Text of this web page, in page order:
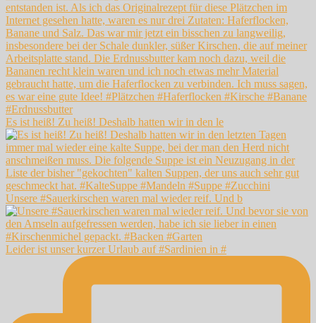
Es ist heiß! Zu heiß! Deshalb hatten wir in den le
Unsere #Sauerkirschen waren mal wieder reif. Und b
Leider ist unser kurzer Urlaub auf #Sardinien in #